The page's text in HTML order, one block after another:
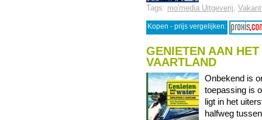
Tags: mo'media Uitgeverij,
Kopen - prijs vergelijken:
GENIETEN AAN
VAARTLAND
Onbekend is
toepassing is
ligt in het
halfweg